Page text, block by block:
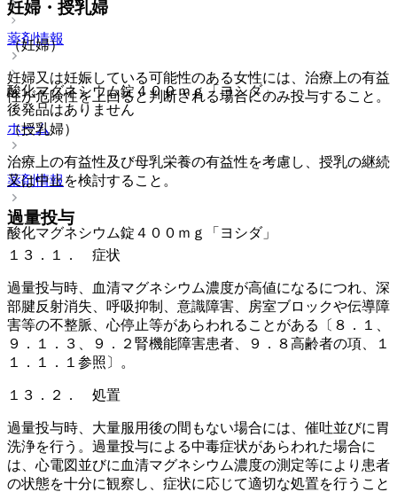
薬剤情報
酸化マグネシウム錠４００ｍｇ「ヨシダ」
後発品はありません
ホーム
薬剤情報
酸化マグネシウム錠４００ｍｇ「ヨシダ」
妊婦・授乳婦
（妊婦）
妊婦又は妊娠している可能性のある女性には、治療上の有益
性が危険性を上回ると判断される場合にのみ投与すること。
（授乳婦）
治療上の有益性及び母乳栄養の有益性を考慮し、授乳の継続
又は中止を検討すること。
過量投与
１３．１． 症状
過量投与時、血清マグネシウム濃度が高値になるにつれ、深
部腱反射消失、呼吸抑制、意識障害、房室ブロックや伝導障
害等の不整脈、心停止等があらわれることがある〔８．１、
９．１．３、９．２腎機能障害患者、９．８高齢者の項、１
１．１．１参照〕。
１３．２． 処置
過量投与時、大量服用後の間もない場合には、催吐並びに胃
洗浄を行う。過量投与による中毒症状があらわれた場合に
は、心電図並びに血清マグネシウム濃度の測定等により患者
の状態を十分に観察し、症状に応じて適切な処置を行うこと